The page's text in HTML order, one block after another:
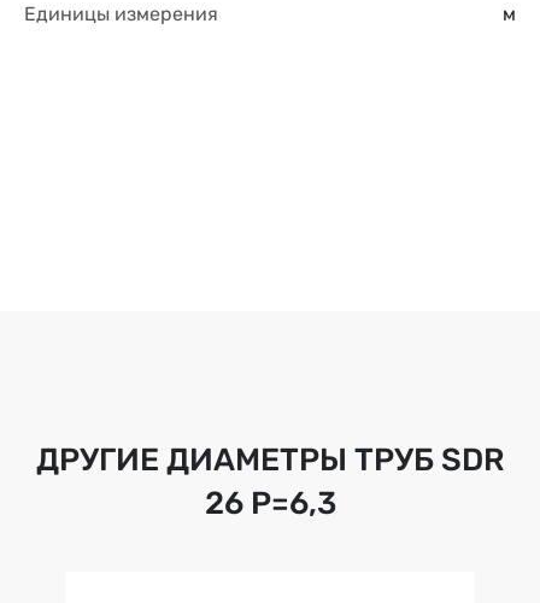
Единицы измерения м
ДРУГИЕ ДИАМЕТРЫ ТРУБ SDR
26 Р=6,3